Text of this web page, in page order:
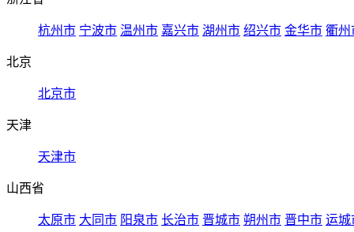
杭州市 宁波市 温州市 嘉兴市 湖州市 绍兴市 金华市 衢州
北京
北京市
天津
天津市
山西省
太原市 大同市 阳泉市 长治市 晋城市 朔州市 晋中市 运城